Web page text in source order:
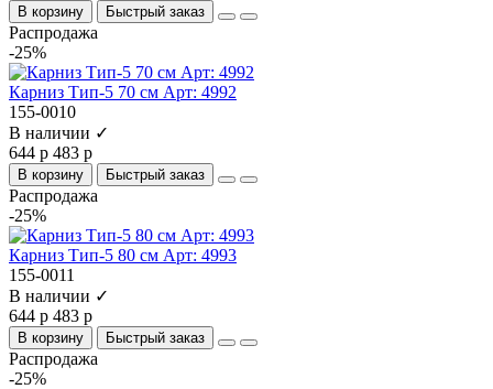
В корзину Быстрый заказ
Распродажа
-25%
Карниз Тип-5 70 см Арт: 4992
155-0010
В наличии ✓
644 р 483 р
В корзину Быстрый заказ
Распродажа
-25%
Карниз Тип-5 80 см Арт: 4993
155-0011
В наличии ✓
644 р 483 р
В корзину Быстрый заказ
Распродажа
-25%